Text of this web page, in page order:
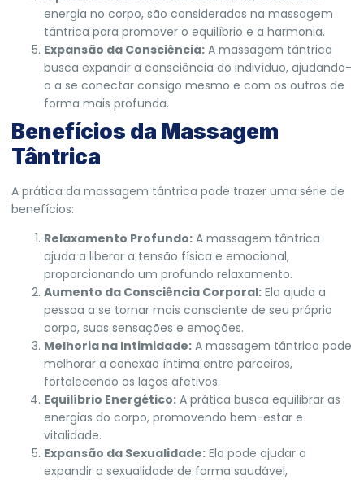
energia no corpo, são considerados na massagem
tântrica para promover o equilíbrio e a harmonia.
Expansão da Consciência: A massagem tântrica
busca expandir a consciência do indivíduo, ajudando-
o a se conectar consigo mesmo e com os outros de
forma mais profunda.
Benefícios da Massagem
Tântrica
A prática da massagem tântrica pode trazer uma série de
benefícios:
Relaxamento Profundo: A massagem tântrica
ajuda a liberar a tensão física e emocional,
proporcionando um profundo relaxamento.
Aumento da Consciência Corporal: Ela ajuda a
pessoa a se tornar mais consciente de seu próprio
corpo, suas sensações e emoções.
Melhoria na Intimidade: A massagem tântrica pode
melhorar a conexão íntima entre parceiros,
fortalecendo os laços afetivos.
Equilíbrio Energético: A prática busca equilibrar as
energias do corpo, promovendo bem-estar e
vitalidade.
Expansão da Sexualidade: Ela pode ajudar a
expandir a sexualidade de forma saudável,